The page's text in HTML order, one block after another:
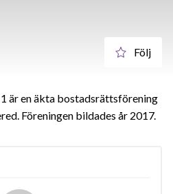
Följ
är en äkta bostadsrättsförening
Föreningen bildades år 2017